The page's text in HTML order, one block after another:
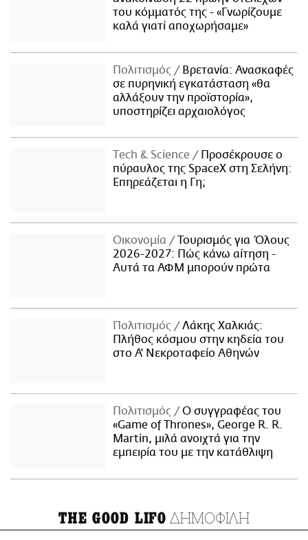
του κόμματός της - «Γνωρίζουμε
καλά γιατί αποχωρήσαμε»
Πολιτισμός
Βρετανία: Ανασκαφές
σε πυρηνική εγκατάσταση «θα
αλλάξουν την προϊστορία»,
υποστηρίζει αρχαιολόγος
Τech & Science
Προσέκρουσε ο
πύραυλος της SpaceX στη Σελήνη:
Επηρεάζεται η Γη;
Οικονομία
Τουρισμός για Όλους
2026-2027: Πώς κάνω αίτηση -
Αυτά τα ΑΦΜ μπορούν πρώτα
Πολιτισμός
Λάκης Χαλκιάς:
Πλήθος κόσμου στην κηδεία του
στο Α' Νεκροταφείο Αθηνών
Πολιτισμός
Ο συγγραφέας του
«Game of Thrones», George R. R.
Martin, μιλά ανοιχτά για την
εμπειρία του με την κατάθλιψη
THE GOOD LIFO ΔΗΜΟΦΙΛΗ